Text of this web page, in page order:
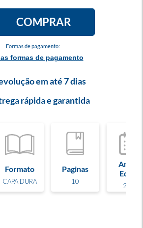
Formas de pagamento:
formas de pagamento
COMPRAR
em até 7 dias
rápida e garantida
Formato
CAPA DURA
Paginas
10
Ano de
Edição
2023